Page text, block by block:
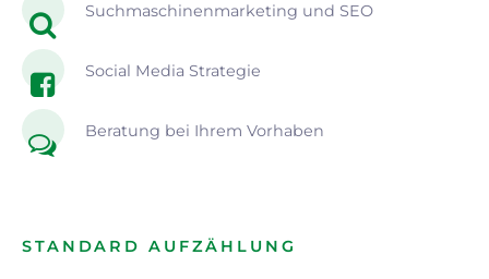
Suchmaschinenmarketing und SEO
Social Media Strategie
Beratung bei Ihrem Vorhaben
STANDARD AUFZÄHLUNG